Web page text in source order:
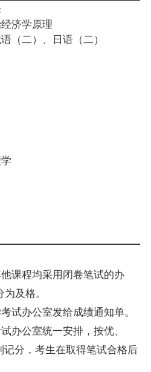
济学原理
（二）、日语（二）
课程均采用闭卷笔试的办
及格。
试办公室发给成绩通知单。
办公室统一安排，按优、
分，考生在取得笔试合格后